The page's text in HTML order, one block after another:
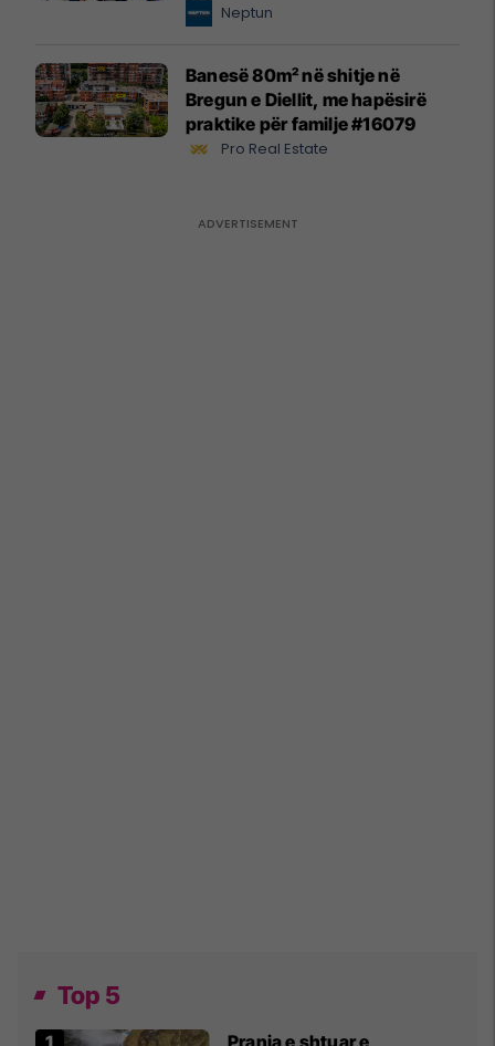
Neptun
Banesë 80m² në shitje në
Bregun e Diellit, me hapësirë
praktike për familje #16079
Pro Real Estate
Top 5
Prania e shtuar e